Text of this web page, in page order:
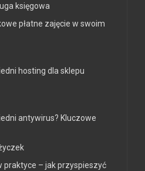
księgowa
płatne zajęcie w swoim
hosting dla sklepu
antywirus? Kluczowe
praktyce – jak przyspieszyć